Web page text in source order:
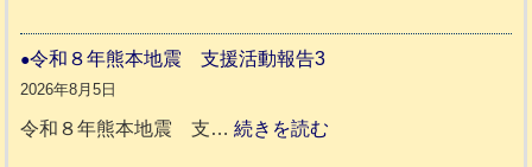
令和８年熊本地震 支援活動報告3
2026年8月5日
令和８年熊本地震 支…続きを読む